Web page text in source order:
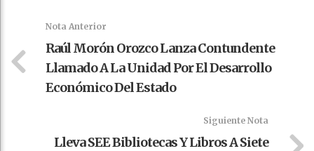
Nota Anterior
Raúl Morón Orozco Lanza Contundente
Llamado A La Unidad Por El Desarrollo
Económico Del Estado
Siguiente Nota
Lleva SEE Bibliotecas Y Libros A Siete